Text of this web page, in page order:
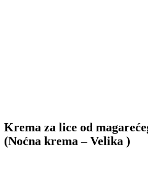
Krema za lice od
(Noćna krema – Velika )